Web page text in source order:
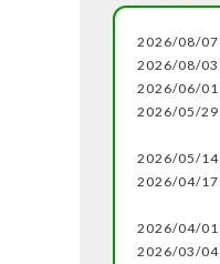
2026/08/07
2026/08/03
2026/06/01
2026/05/29
2026/05/14
2026/04/17
2026/04/01
2026/03/04